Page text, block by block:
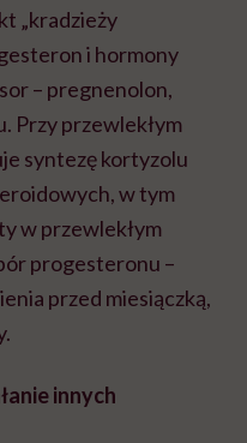
„kradzieży
i hormony
– pregnenolon,
Przy przewlekłym
syntezę kortyzolu
w tym
w przewlekłym
progesteronu –
przed miesiączką,
innych